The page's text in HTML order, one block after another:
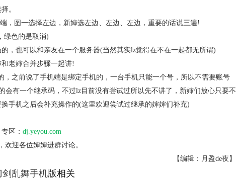
。
端，图一选择左边，新婶选左边、左边、左边，重要的话说三遍!
色的是取消)
也可以和亲友在一个服务器(当然其实lz觉得在不在一起都无所谓)
老婶合并步骤一起讲!
之前说了手机端是绑定手机的，一台手机只能一个号，所以不需要账号
会有一个继承码，不过lz目前没有尝试过所以先不讲了，新婶们放心只要不
手机之后会补充操作的(这里欢迎尝试过继承的婶婶们补充)
区： dj.yeyou.com
，欢迎各位婶婶进群讨论。
【编辑：月盈de夜】
剑乱舞手机版相关